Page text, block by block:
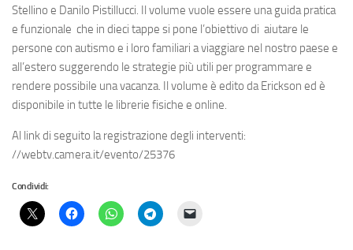
Stellino e Danilo Pistillucci. Il volume vuole essere una guida pratica
e funzionale che in dieci tappe si pone l’obiettivo di aiutare le
persone con autismo e i loro familiari a viaggiare nel nostro paese e
all’estero suggerendo le strategie più utili per programmare e
rendere possibile una vacanza. Il volume è edito da Erickson ed è
disponibile in tutte le librerie fisiche e online.
Al link di seguito la registrazione degli interventi:
//webtv.camera.it/evento/25376
Condividi: